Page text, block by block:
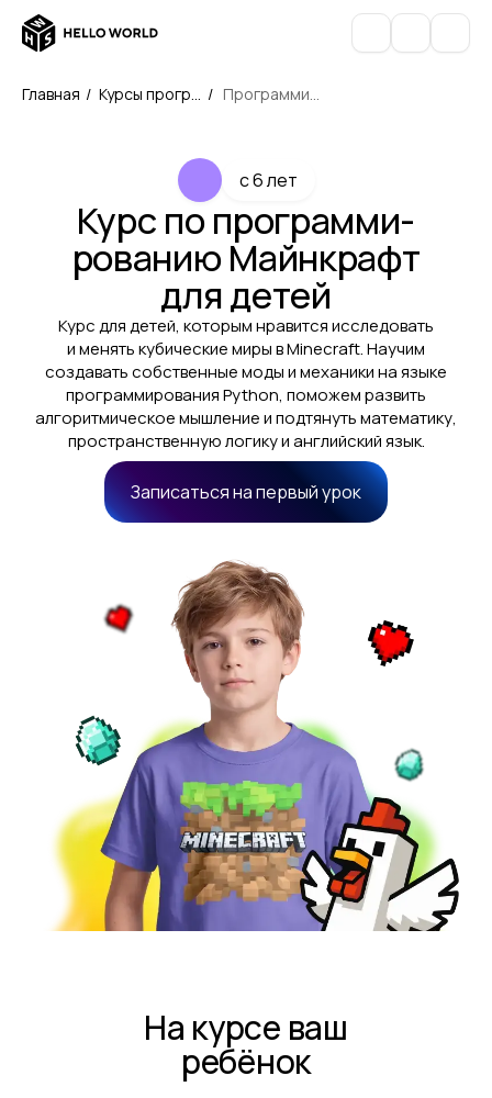
Главная / Курсы програ / Программир
c 6 лет
Курс по программи­
ро­ва­нию Майнкрафт
для детей
Курс для детей, которым нравится исследовать
и менять кубические миры в Minecraft. Научим
создавать собственные моды и механики на языке
программирования Python, поможем развить
алгоритмическое мышление и подтянуть математику,
пространственную логику и английский язык.
Записаться на первый урок
На курсе ваш
ребёнок